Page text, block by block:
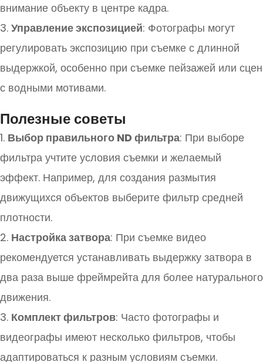
внимание объекту в центре кадра.
3. Управление экспозицией: Фотографы могут
регулировать экспозицию при съемке с длинной
выдержкой, особенно при съемке пейзажей или сцен
с водными мотивами.
Полезные советы
1. Выбор правильного ND фильтра: При выборе
фильтра учтите условия съемки и желаемый
эффект. Например, для создания размытия
движущихся объектов выберите фильтр средней
плотности.
2. Настройка затвора: При съемке видео
рекомендуется устанавливать выдержку затвора в
два раза выше фреймрейта для более натурального
движения.
3. Комплект фильтров: Часто фотографы и
видеографы имеют несколько фильтров, чтобы
адаптироваться к разным условиям съемки.